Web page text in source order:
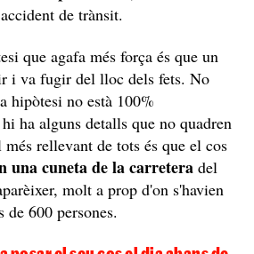
de l'Esther López de Traspinedo
cop al maluc, compatible amb un